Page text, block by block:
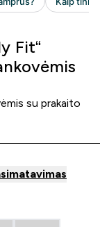
Fit“
su prakaito